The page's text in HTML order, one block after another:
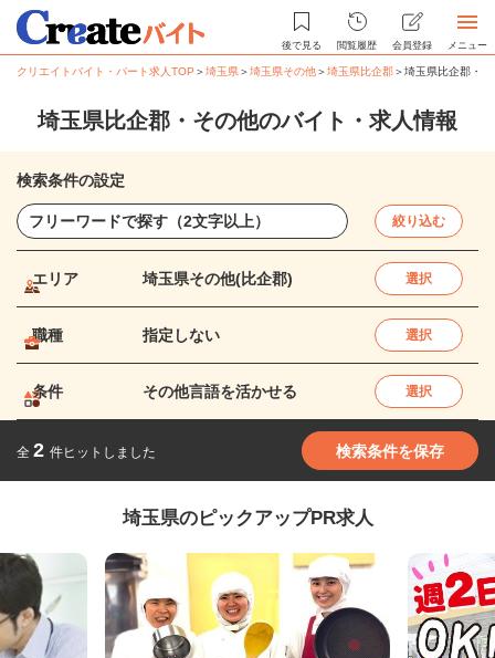
後で見る 閲覧履歴 会員登録 メニュー
クリエイトバイト・パート求人TOP ＞埼玉県＞埼玉県その他＞埼玉県比企郡＞埼玉県比企郡・
埼玉県比企郡・その他のバイト・求人情報
検索条件の設定
絞り込む
エリア 埼玉県その他(比企郡) 選択
職種 指定しない 選択
条件 その他言語を活かせる 選択
全 2 件ヒットしました 検索条件を保存
埼玉県のピックアップPR求人